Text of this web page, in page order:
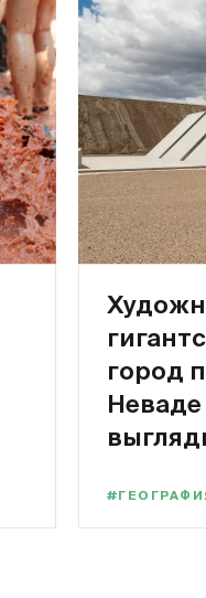
город
Неваде